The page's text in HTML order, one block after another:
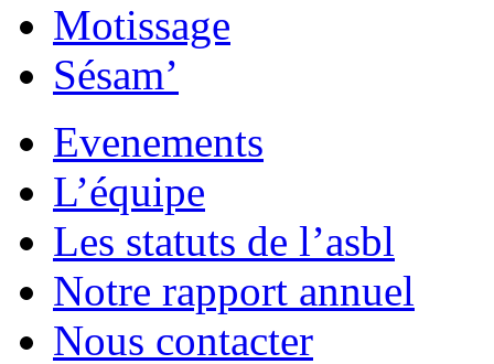
Motissage
Sésam’
Evenements
L’équipe
Les statuts de l’asbl
Notre rapport annuel
Nous contacter